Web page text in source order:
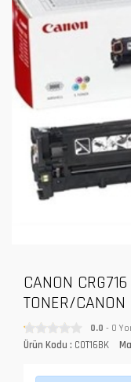
CANON
TONER/CANON
0.0 - 0
Ürün Kodu : COT16BK